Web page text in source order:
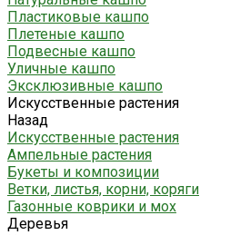
Пластиковые кашпо
Плетеные кашпо
Подвесные кашпо
Уличные кашпо
Эксклюзивные кашпо
Искусственные растения
Назад
Искусственные растения
Ампельные растения
Букеты и композиции
Ветки, листья, корни, коряги
Газонные коврики и мох
Деревья